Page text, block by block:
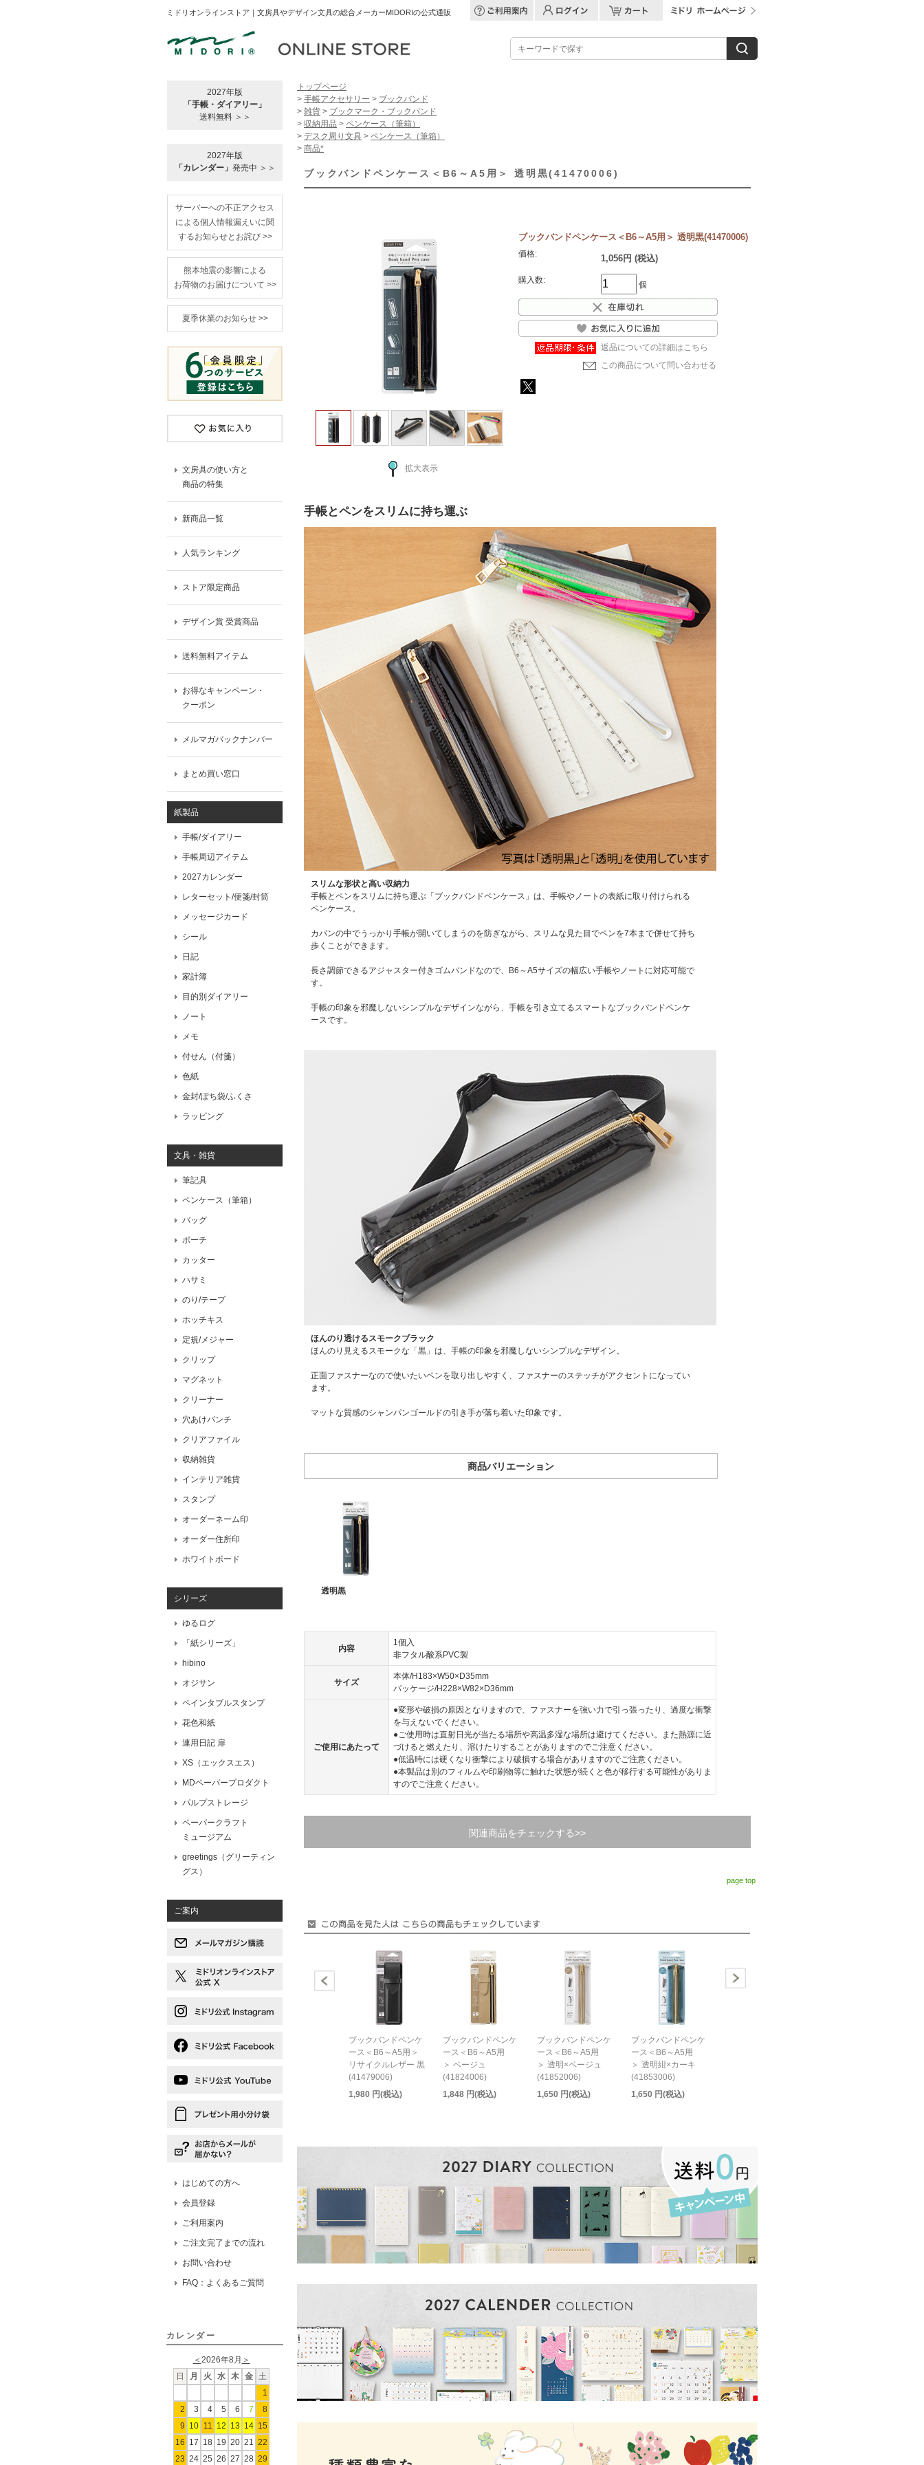
ミドリオンラインストア｜文房具やデザイン文具の総合メーカーMIDORIの公式通販
2027年版
「手帳・ダイアリー」
送料無料 ＞＞
2027年版
「カレンダー」 発売中 ＞＞
サーバーへの不正アクセス
による個人情報漏えいに関
するお知らせとお詫び >>
熊本地震の影響による
お荷物のお届けについて >>
夏季休業のお知らせ >>
文房具の使い方と
商品の特集
新商品一覧
人気ランキング
ストア限定商品
デザイン賞 受賞商品
送料無料アイテム
お得なキャンペーン・
クーポン
メルマガバックナンバー
まとめ買い窓口
紙製品
手帳/ダイアリー
手帳周辺アイテム
2027カレンダー
レターセット/便箋/封筒
メッセージカード
シール
日記
家計簿
目的別ダイアリー
ノート
メモ
付せん（付箋）
色紙
金封/ぽち袋/ふくさ
ラッピング
文具・雑貨
筆記具
ペンケース（筆箱）
バッグ
ポーチ
カッター
ハサミ
のり/テープ
ホッチキス
定規/メジャー
クリップ
マグネット
クリーナー
穴あけパンチ
クリアファイル
収納雑貨
インテリア雑貨
スタンプ
オーダーネーム印
オーダー住所印
ホワイトボード
シリーズ
ゆるログ
「紙シリーズ」
hibino
オジサン
ペインタブルスタンプ
花色和紙
連用日記 扉
XS（エックスエス）
MDペーパープロダクト
パルプストレージ
ペーパークラフト
ミュージアム
greetings（グリーティン
グス）
ご案内
はじめての方へ
会員登録
ご利用案内
ご注文完了までの流れ
お問い合わせ
FAQ：よくあるご質問
カレンダー
＜ 2026年8月 ＞
日
月 火 水 木 金
土
1
2
3 4 5 6 7
8
9 10 11 12 13 14 15
16 17 18 19 20 21
22
23 24 25 26 27 28 29
トップページ
> 手帳アクセサリー > ブックバンド
> 雑貨 > ブックマーク・ブックバンド
> 収納用品 > ペンケース（筆箱）
> デスク周り文具 > ペンケース（筆箱）
> 商品*
ブックバンドペンケース＜B6～A5用＞ 透明黒(41470006)
拡大表示
ブックバンドペンケース＜B6～A5用＞ 透明黒(41470006)
価格: 1,056円 (税込)
購入数: 個
返品についての詳細はこちら
この商品について問い合わせる
手帳とペンをスリムに持ち運ぶ
スリムな形状と高い収納力
手帳とペンをスリムに持ち運ぶ「ブックバンドペンケース」は、手帳やノートの表紙に取り付けられる
ペンケース。
カバンの中でうっかり手帳が開いてしまうのを防ぎながら、スリムな見た目でペンを7本まで併せて持ち
歩くことができます。
長さ調節できるアジャスター付きゴムバンドなので、B6～A5サイズの幅広い手帳やノートに対応可能で
す。
手帳の印象を邪魔しないシンプルなデザインながら、手帳を引き立てるスマートなブックバンドペンケ
ースです。
ほんのり透けるスモークブラック
ほんのり見えるスモークな「黒」は、手帳の印象を邪魔しないシンプルなデザイン。
正面ファスナーなので使いたいペンを取り出しやすく、ファスナーのステッチがアクセントになってい
ます。
マットな質感のシャンパンゴールドの引き手が落ち着いた印象です。
商品バリエーション
透明黒
内容
1個入
非フタル酸系PVC製
サイズ
本体/H183×W50×D35mm
パッケージ/H228×W82×D36mm
ご使用にあたって
●変形や破損の原因となりますので、ファスナーを強い力で引っ張ったり、過度な衝撃
を与えないでください。
●ご使用時は直射日光が当たる場所や高温多湿な場所は避けてください。また熱源に近
づけると燃えたり、溶けたりすることがありますのでご注意ください。
●低温時には硬くなり衝撃により破損する場合がありますのでご注意ください。
●本製品は別のフィルムや印刷物等に触れた状態が続くと色が移行する可能性がありま
すのでご注意ください。
関連商品をチェックする>>
page top
ブックバンドペンケ
ース＜B6～A5用＞
リサイクルレザー 黒
(41479006)
1,980 円(税込)
ブックバンドペンケ
ース＜B6～A5用
＞ ベージュ
(41824006)
1,848 円(税込)
ブックバンドペンケ
ース＜B6～A5用
＞ 透明×ベージュ
(41852006)
1,650 円(税込)
ブックバンドペンケ
ース＜B6～A5用
＞ 透明紺×カーキ
(41853006)
1,650 円(税込)